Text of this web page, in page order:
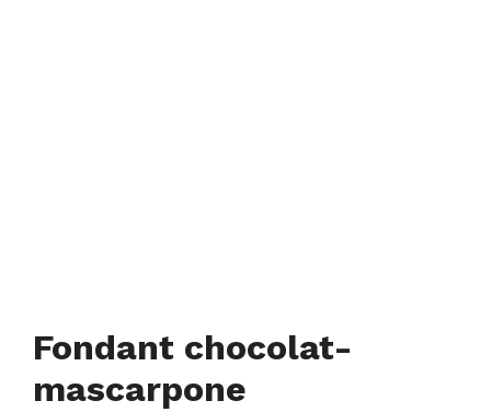
Fondant chocolat-
mascarpone